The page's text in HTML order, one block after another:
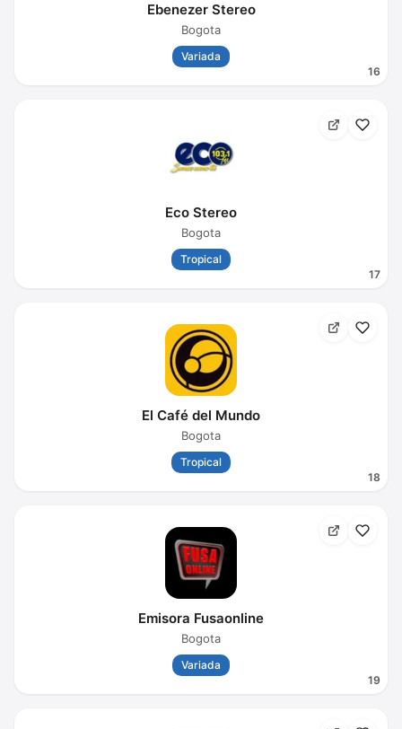
16
Ebenezer Stereo
Bogota
Variada
17
Eco Stereo
Bogota
Tropical
18
El Café del Mundo
Bogota
Tropical
19
Emisora Fusaonline
Bogota
Variada